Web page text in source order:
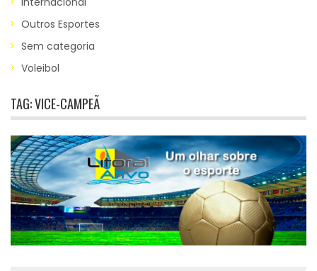
Outros Esportes
Sem categoria
Voleibol
TAG:VICE-CAMPEÃ